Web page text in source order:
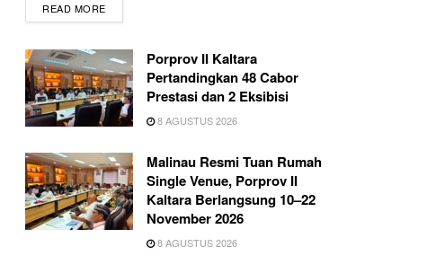
READ MORE
Porprov II Kaltara
Pertandingkan 48 Cabor
Prestasi dan 2 Eksibisi
8 AGUSTUS 2026
Malinau Resmi Tuan Rumah
Single Venue, Porprov II
Kaltara Berlangsung 10–22
November 2026
8 AGUSTUS 2026